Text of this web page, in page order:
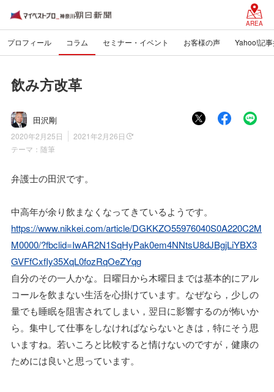
AREA
プロフィール コラム セミナー・イベント お客様の声 Yahoo!記
飲み方改革
田沢剛
2020年2月25日
2021年2月26日
テーマ： 随筆
弁護士の田沢です。
中高年が余り飲まなくなってきているようです。
https://www.nikkei.com/article/DGKKZO55976040S0A220C2M
M0000/?fbclid=IwAR2N1SqHyPak0em4NNtsU8dJBgjLiYBX3
GVFfCxfIy35XqL0fozRqOeZYqg
自分のその一人かな。日曜日から木曜日までは基本的にアル
コールを飲まない生活を心掛けています。なぜなら，少しの
量でも睡眠を阻害されてしまい，翌日に影響するのが怖いか
ら。集中して仕事をしなければならないときは，特にそう思
いますね。若いころと比較すると情けないのですが，健康の
ためには良いと思っています。